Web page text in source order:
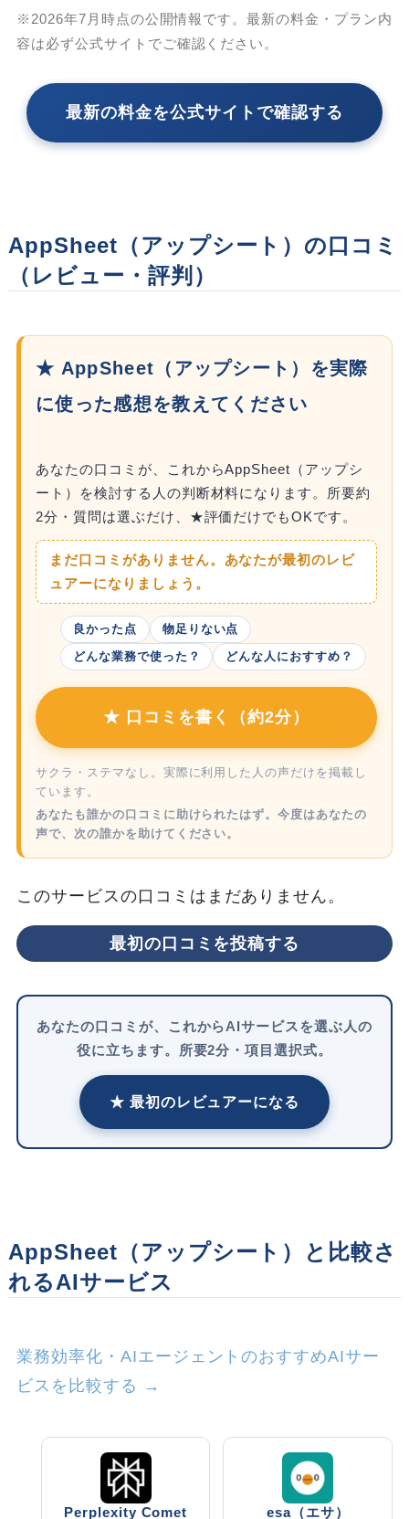
※2026年7月時点の公開情報です。最新の料金・プラン内
容は必ず公式サイトでご確認ください。
最新の料金を公式サイトで確認する
AppSheet（アップシート）の口コミ
（レビュー・評判）
★ AppSheet（アップシート）を実際
に使った感想を教えてください
あなたの口コミが、これからAppSheet（アップシ
ート）を検討する人の判断材料になります。所要約
2分・質問は選ぶだけ、★評価だけでもOKです。
まだ口コミがありません。あなたが最初のレビ
ュアーになりましょう。
良かった点
物足りない点
どんな業務で使った？
どんな人におすすめ？
★ 口コミを書く（約2分）
サクラ・ステマなし。実際に利用した人の声だけを掲載し
ています。
あなたも誰かの口コミに助けられたはず。今度はあなたの
声で、次の誰かを助けてください。
このサービスの口コミはまだありません。
最初の口コミを投稿する
あなたの口コミが、これからAIサービスを選ぶ人の
役に立ちます。所要2分・項目選択式。
★ 最初のレビュアーになる
AppSheet（アップシート）と比較さ
れるAIサービス
業務効率化・AIエージェントのおすすめAIサー
ビスを比較する →
Perplexity Comet esa（エサ）